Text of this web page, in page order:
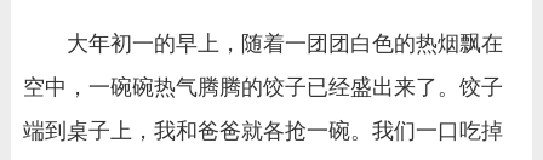
大年初一的早上，随着一团团白色的热烟飘在
空中，一碗碗热气腾腾的饺子已经盛出来了。饺子
端到桌子上，我和爸爸就各抢一碗。我们一口吃掉